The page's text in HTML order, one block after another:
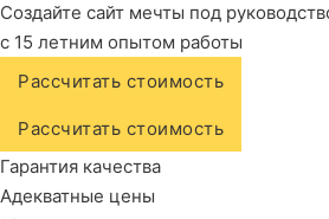
Создайте сайт мечты под
с 15 летним опытом работы
Рассчитать стоимость
Рассчитать стоимость
Гарантия качества
Адекватные цены